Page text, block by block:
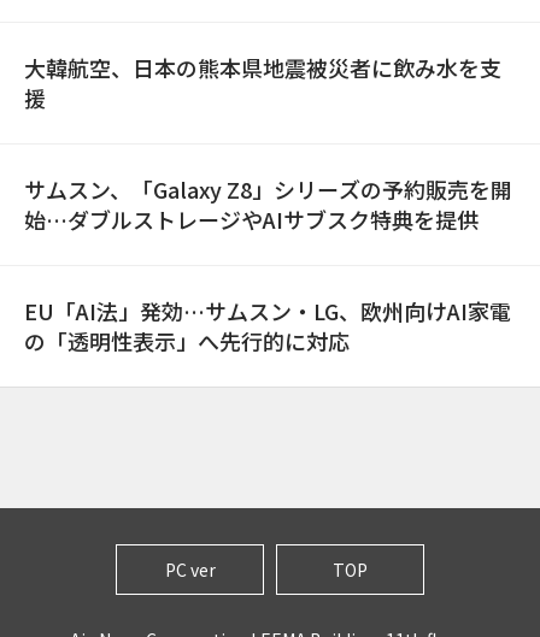
大韓航空、日本の熊本県地震被災者に飲み水を支
援
サムスン、「Galaxy Z8」シリーズの予約販売を開
始…ダブルストレージやAIサブスク特典を提供
EU「AI法」発効…サムスン・LG、欧州向けAI家電
の「透明性表示」へ先行的に対応
PC ver TOP